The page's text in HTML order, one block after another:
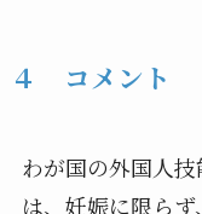
４ コメント
わが国の外国人
は、妊娠に限らず、